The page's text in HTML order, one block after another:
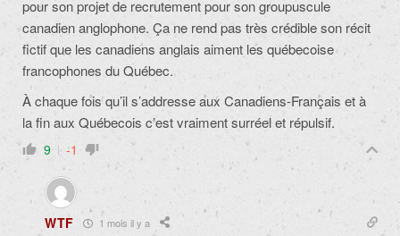
pour son projet de recrutement pour son groupuscule
canadien anglophone. Ça ne rend pas très crédible son récit
fictif que les canadiens anglais aiment les québecoise
francophones du Québec.
À chaque fois qu’il s’addresse aux Canadiens-Français et à
la fin aux Québecois c’est vraiment surréel et répulsif.
9 -1
WTF 1 mois il y a